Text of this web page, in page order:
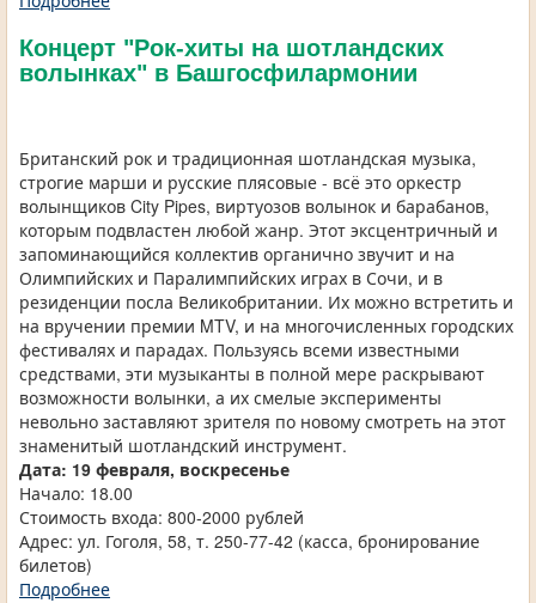
Концерт "Рок-хиты на шотландских
волынках" в Башгосфилармонии
Британский рок и традиционная шотландская музыка,
строгие марши и русские плясовые - всё это оркестр
волынщиков City Pipes, виртуозов волынок и барабанов,
которым подвластен любой жанр. Этот эксцентричный и
запоминающийся коллектив органично звучит и на
Олимпийских и Паралимпийских играх в Сочи, и в
резиденции посла Великобритании. Их можно встретить и
на вручении премии MTV, и на многочисленных городских
фестивалях и парадах. Пользуясь всеми известными
средствами, эти музыканты в полной мере раскрывают
возможности волынки, а их смелые эксперименты
невольно заставляют зрителя по новому смотреть на этот
знаменитый шотландский инструмент.
Дата: 19 февраля, воскресенье
Начало: 18.00
Стоимость входа: 800-2000 рублей
Адрес: ул. Гоголя, 58, т. 250-77-42 (касса, бронирование
билетов)
Подробнее